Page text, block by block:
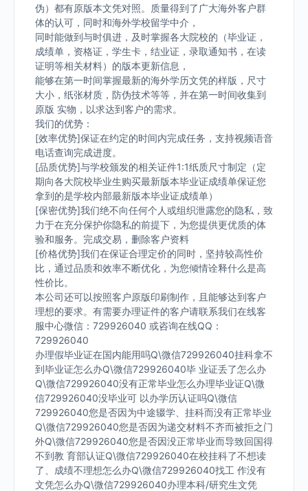
伪）都有原版本文凭对照。质量得到了广大海外客户群
体的认可，同时和海外学校留学中介，
同时能做到与时俱进，及时掌握各大院校的（毕业证，
成绩单，资格证，学生卡，结业证，录取通知书，在读
证明等相关材料）的版本更新信息，
能够在第一时间掌握最新的海外学历文凭的样版，尺寸
大小，纸张材质，防伪技术等等，并在第一时间收集到
原版 实物，以求达到客户的需求。
我们的优势：
[效率优势]保证在约定的时间内完成任务，支持视频语音
电话查询完成进度。
[品质优势]与学校颁发的相关证件1:1纸质尺寸制定（定
期向各大院校毕业生购买最新版本毕业证成绩单保证您
拿到的是学校内部最新版本毕业证成绩单）
[保密优势]我们绝不向任何个人或组织泄露您的隐私，致
力于在充分保护你隐私的前提下，为您提供更优质的体
验和服务。完成交易，删除客户资料
[价格优势]我们在保证合理定价的同时，坚持较高性价
比，通过品质和效率不断优化，为您倾情诠释什么是高
性价比。
本公司还可以按照客户原版印刷制作，且能够达到客户
理想的要求。有需要办理证件的客户请联系我们在线客
服中心微信：729926040 或咨询在线QQ：
729926040
办理假毕业证在国内能用吗Q\微信729926040挂科拿不
到毕业证怎么办Q\微信729926040毕 业证丢了怎么办
Q\微信729926040没有正常毕业怎么办理毕业证Q\微
信729926040没毕业可 以办学历认证吗Q\微信
729926040您是否因为中途辍学、挂科而没有正常毕业
Q\微信729926040您是否因为递交材料不齐而被拒之门
外Q\微信729926040您是否因没正常毕业而导致回国得
不到教 育部认证Q\微信729926040在校挂科了不想读
了、成绩不理想怎么办Q\微信729926040找工 作没有
文凭怎么办Q\微信729926040办理本科/研究生文凭